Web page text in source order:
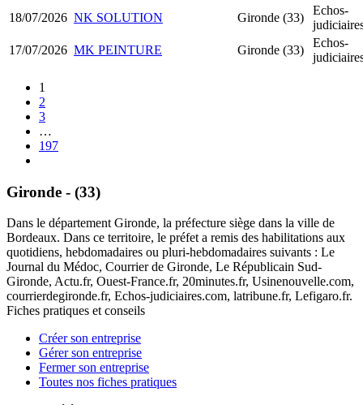
18/07/2026 NK SOLUTION Gironde (33)
Echos-
17/07/2026 MK PEINTURE Gironde (33)
Echos-
1
2
3
…
197
Gironde - (33)
Dans le département Gironde, la préfecture siège dans la ville de
Bordeaux. Dans ce territoire, le préfet a remis des habilitations aux
quotidiens, hebdomadaires ou pluri-hebdomadaires suivants : Le
Journal du Médoc, Courrier de Gironde, Le Républicain Sud-
Gironde, Actu.fr, Ouest-France.fr, 20minutes.fr, Usinenouvelle.com,
courrierdegironde.fr, Echos-judiciaires.com, latribune.fr, Lefigaro.fr.
Fiches pratiques et conseils
Créer son entreprise
Gérer son entreprise
Fermer son entreprise
Toutes nos fiches pratiques